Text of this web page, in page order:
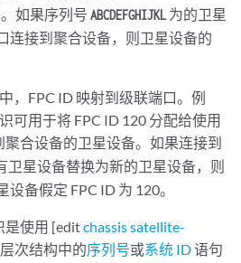
如果序列号 ABCDEFGHIJKL 为的卫星
连接到聚合设备，则卫星设备的
，FPC ID 映射到级联端口。例
可用于将 FPC ID 120 分配给使用
聚合设备的卫星设备。如果连接到
卫星设备替换为新的卫星设备，则
备假定 FPC ID 为 120。
是使用 [editchassissatellite-
次结构中的序列号或系统 ID语句